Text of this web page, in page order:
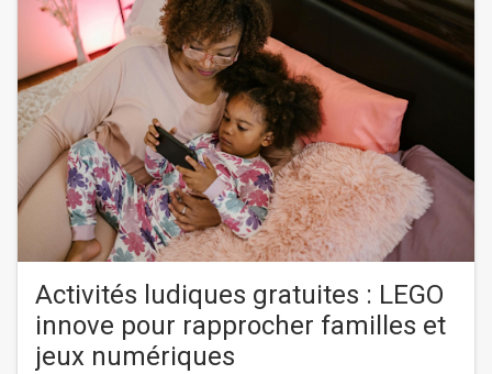
Activités ludiques gratuites : LEGO
innove pour rapprocher familles et
jeux numériques